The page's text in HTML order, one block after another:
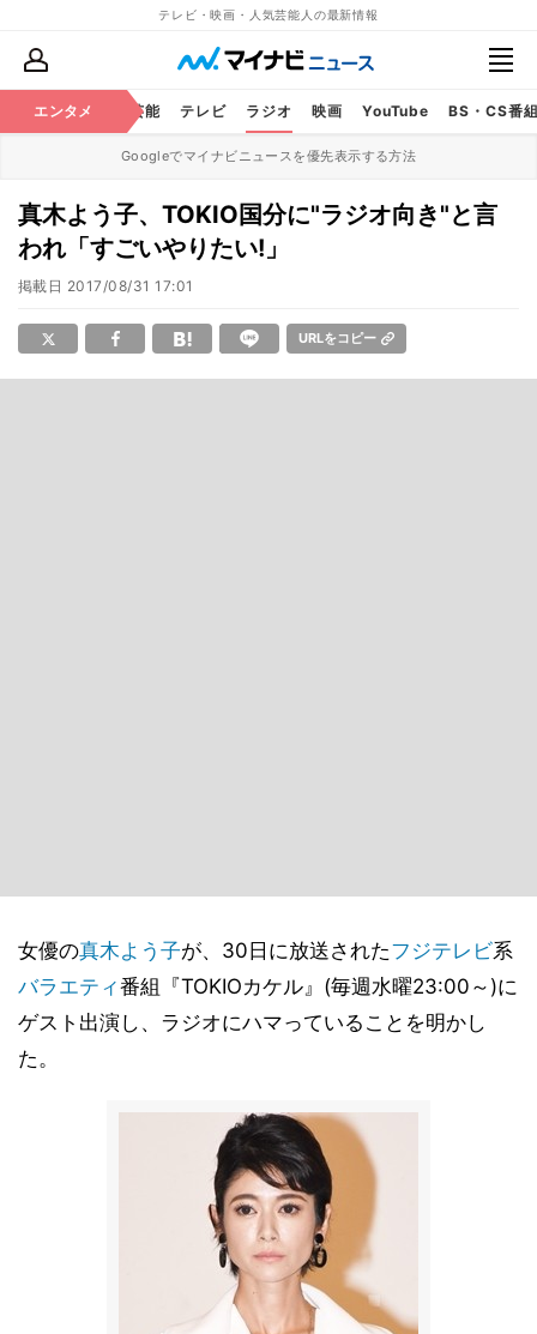
テレビ・映画・人気芸能人の最新情報
エンタメ 芸能 テレビ ラジオ 映画 YouTube BS・CS番
Googleでマイナビニュースを優先表示する方法
真木よう子、TOKIO国分に"ラジオ向き"と言
われ「すごいやりたい!」
掲載日 2017/08/31 17:01
URLをコピー
女優の真木よう子が、30日に放送されたフジテレビ系
バラエティ番組『TOKIOカケル』(毎週水曜23:00～)に
ゲスト出演し、ラジオにハマっていることを明かし
た。